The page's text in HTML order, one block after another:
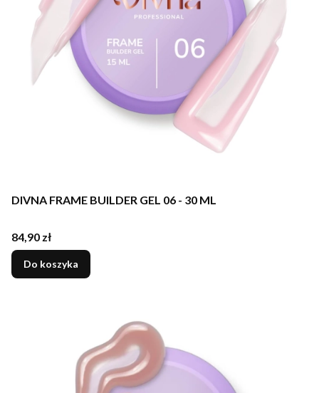
DIVNA FRAME BUILDER GEL 06 - 30 ML
Cena
84,90 zł
Do koszyka